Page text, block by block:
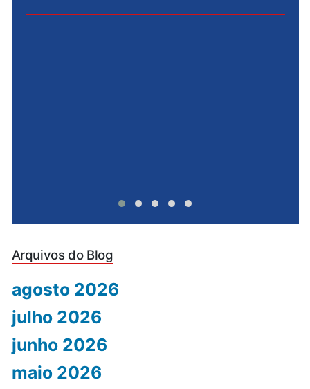
Arquivos do Blog
agosto 2026
julho 2026
junho 2026
maio 2026